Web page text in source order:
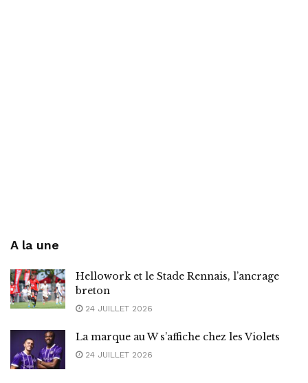
A la une
Hellowork et le Stade Rennais, l’ancrage
breton
24 JUILLET 2026
La marque au W s’affiche chez les Violets
24 JUILLET 2026